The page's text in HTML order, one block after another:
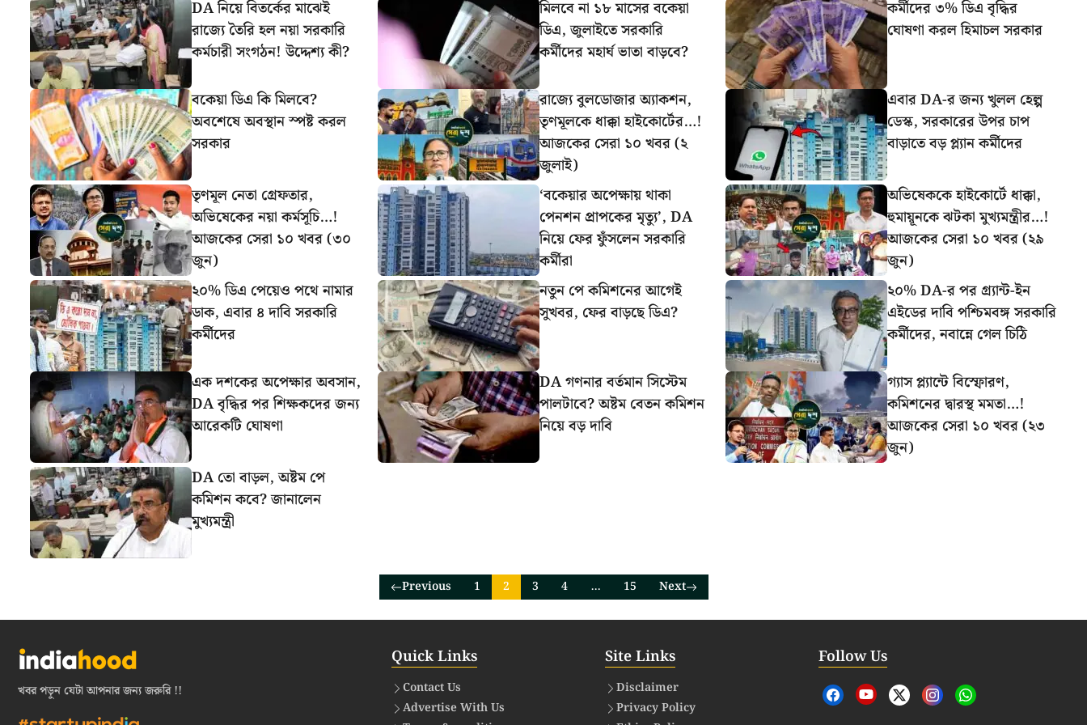
DA নিয়ে বিতর্কের মাঝেই
রাজ্যে তৈরি হল নয়া সরকারি
কর্মচারী সংগঠন! উদ্দেশ্য কী?
মিলবে না ১৮ মাসের বকেয়া
ডিএ, জুলাইতে সরকারি
কর্মীদের মহার্ঘ ভাতা বাড়বে?
কর্মীদের ৩% ডিএ বৃদ্ধির
ঘোষণা করল হিমাচল সরকার
বকেয়া ডিএ কি মিলবে?
অবশেষে অবস্থান স্পষ্ট করল
সরকার
রাজ্যে বুলডোজার অ্যাকশন,
তৃণমূলকে ধাক্কা হাইকোর্টের…!
আজকের সেরা ১০ খবর (২
জুলাই)
এবার DA-র জন্য খুলল হেল্প
ডেস্ক, সরকারের উপর চাপ
বাড়াতে বড় প্ল্যান কর্মীদের
তৃণমূল নেতা গ্রেফতার,
অভিষেকের নয়া কর্মসূচি…!
আজকের সেরা ১০ খবর (৩০
জুন)
‘বকেয়ার অপেক্ষায় থাকা
পেনশন প্রাপকের মৃত্যু’, DA
নিয়ে ফের ফুঁসলেন সরকারি
কর্মীরা
অভিষেককে হাইকোর্টে ধাক্কা,
হুমায়ূনকে ঝটকা মুখ্যমন্ত্রীর…!
আজকের সেরা ১০ খবর (২৯
জুন)
২০% ডিএ পেয়েও পথে নামার
ডাক, এবার ৪ দাবি সরকারি
কর্মীদের
নতুন পে কমিশনের আগেই
সুখবর, ফের বাড়ছে ডিএ?
২০% DA-র পর গ্র্যান্ট-ইন
এইডের দাবি পশ্চিমবঙ্গ সরকারি
কর্মীদের, নবান্নে গেল চিঠি
এক দশকের অপেক্ষার অবসান,
DA বৃদ্ধির পর শিক্ষকদের জন্য
আরেকটি ঘোষণা
DA গণনার বর্তমান সিস্টেম
পালটাবে? অষ্টম বেতন কমিশন
নিয়ে বড় দাবি
গ্যাস প্ল্যান্টে বিস্ফোরণ,
কমিশনের দ্বারস্থ মমতা…!
আজকের সেরা ১০ খবর (২৩
জুন)
DA তো বাড়ল, অষ্টম পে
কমিশন কবে? জানালেন
মুখ্যমন্ত্রী
Previous 1 2 3 4 … 15 Next
খবর পড়ুন যেটা আপনার জন্য জরুরি !!
Quick Links
Contact Us
Advertise With Us
Site Links
Disclaimer
Privacy Policy
Follow Us